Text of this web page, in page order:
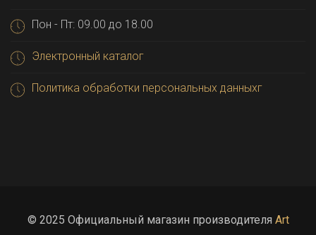
Пон - Пт: 09.00 до 18.00
Электронный каталог
Политика обработки персональных данныхг
© 2025 Официальный магазин производителя Art